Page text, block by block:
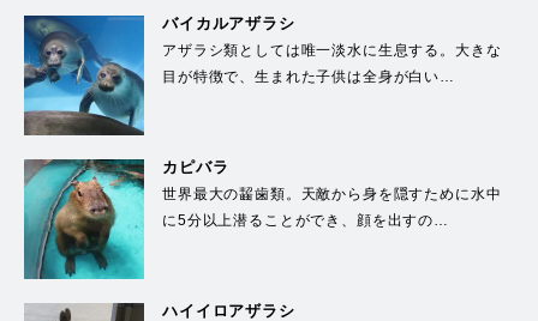
バイカルアザラシ
アザラシ類としては唯一淡水に生息する。大きな
目が特徴で、生まれた子供は全身が白い…
カピバラ
世界最大の齧歯類。天敵から身を隠すために水中
に5分以上潜ることができ、顔を出すの…
ハイイロアザラシ